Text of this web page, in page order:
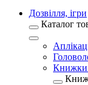
Дозвілля, ігри
Каталог
Книжки